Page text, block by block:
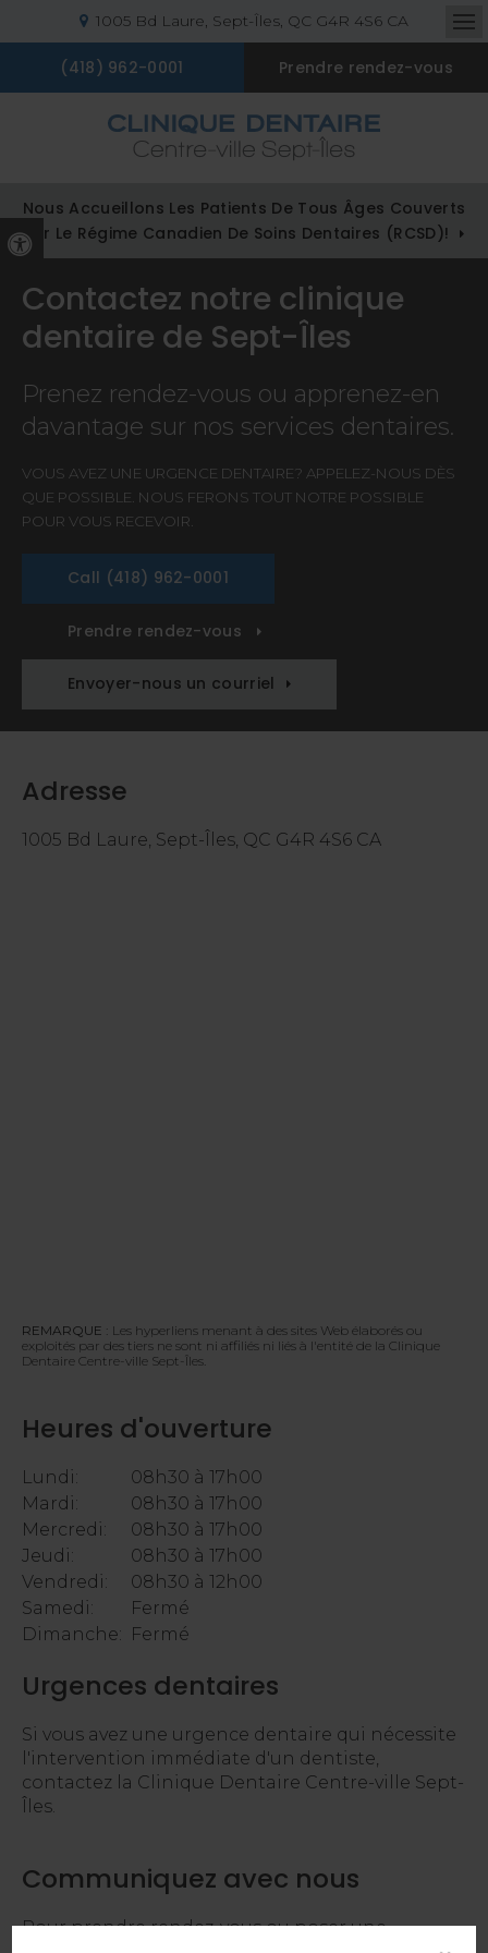
Version accessible
1005 Bd Laure Sept-Îles QC G4R 4S6 CA
(418) 962-0001 Prendre rendez-vous
Nous Accueillons Les Patients De Tous Âges Couverts
Par Le Régime Canadien De Soins Dentaires (RCSD)!
Contactez notre clinique
dentaire de Sept-Îles
Prenez rendez-vous ou apprenez-en
davantage sur nos services dentaires.
VOUS AVEZ UNE URGENCE DENTAIRE? APPELEZ-NOUS DÈS
QUE POSSIBLE. NOUS FERONS TOUT NOTRE POSSIBLE
POUR VOUS RECEVOIR.
(418) 962-0001
Prendre rendez-vous
Envoyer-nous un courriel
Adresse
1005 Bd Laure Sept-Îles QC G4R 4S6 CA
REMARQUE : Les hyperliens menant à des sites Web élaborés ou
exploités par des tiers ne sont ni affiliés ni liés à l'entité de la Clinique
Dentaire Centre-ville Sept-Îles.
Heures d'ouverture
Lundi:
08h30 à 17h00
Mardi:
08h30 à 17h00
Mercredi:
08h30 à 17h00
Jeudi:
08h30 à 17h00
Vendredi:
08h30 à 12h00
Samedi:
Fermé
Dimanche: Fermé
Urgences dentaires
Si vous avez une urgence dentaire qui nécessite
l'intervention immédiate d'un dentiste,
contactez la Clinique Dentaire Centre-ville Sept-
Îles.
Communiquez avec nous
Pour prendre rendez-vous ou poser une